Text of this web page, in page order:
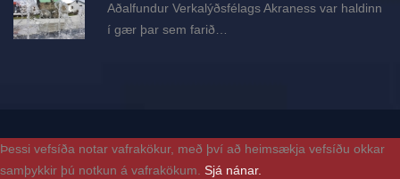
Aðalfundur Verkalýðsfélags Akraness var haldinn
í gær þar sem farið…
Þessi vefsíða notar vafrakökur, með því að heimsækja vefsíðu okkar
samþykkir þú notkun á vafrakökum. Sjá nánar.